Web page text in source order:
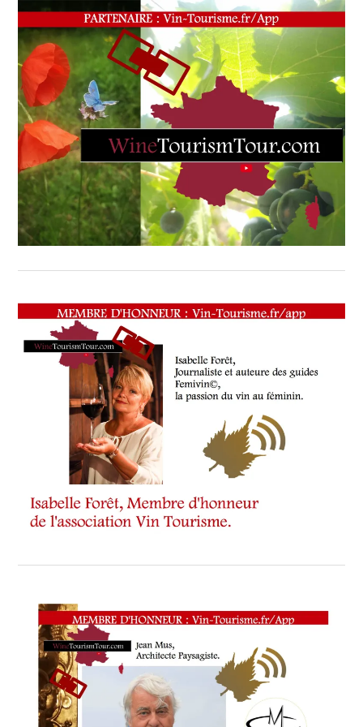
GRENACHE
NOIR,
GUIDE
BETTANE
&
DESSEAUVE
IN
ADHERENT,
LA
PROMOTION
DE
L'ŒNOTOURISME,
LUBERON,
LYON
TASTING
DE
MERIDIEN
BEACH
PLAZA
MONACO,
MICHEL
OBSERVATOIRE
FRANÇAIS
VENDÔME
GUÉNANT,
PROVENCE-
ALPES-
CÔTE
D'AZUR,
REVUE
DES